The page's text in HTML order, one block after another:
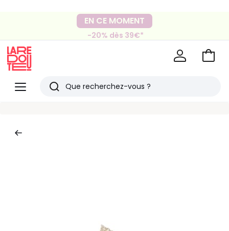
EN CE MOMENT
-20% dès 39€*
sur la mode
pour vos petits articles
Menu
Redoute
Rechercher
Voir